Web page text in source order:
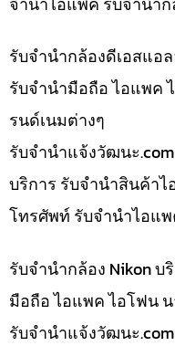
รับจำนำกล้องดีเอสแอ
รับจำนำมือถือ ไอแพค
รนด์เนมต่างๆ
รับจํานําแจ้งวัฒนะ
บริการ รับจำนำสินค้า
โทรศัพท์ รับจำนำไอแ
รับจำนำกล้อง Nikon
มือถือ ไอแพค ไอโฟน
รับจํานําแจ้งวัฒนะ